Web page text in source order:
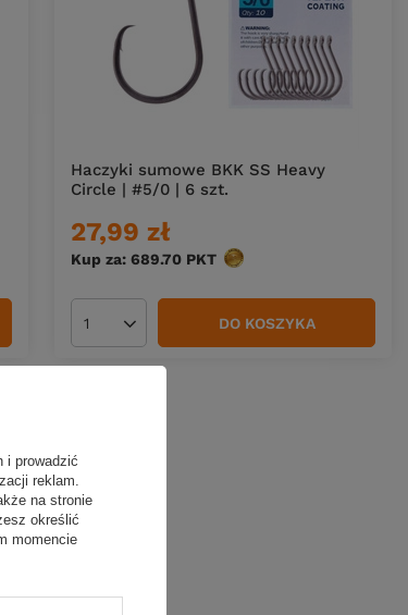
Haczyki sumowe BKK SS Heavy
Circle | #5/0 | 6 szt.
27,99 zł
Kup za: 689.70 PKT punktów
Ilość produktów DO KOSZYKA
i prowadzić
reklam.
na stronie
określić
momencie